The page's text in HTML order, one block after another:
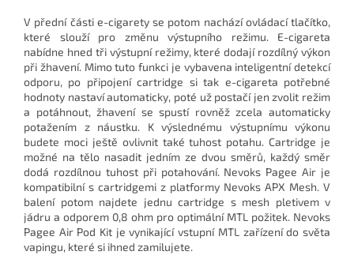
V přední části e-cigarety se potom nachází ovládací tlačítko,
které slouží pro změnu výstupního režimu. E-cigareta
nabídne hned tři výstupní režimy, které dodají rozdílný výkon
při žhavení. Mimo tuto funkci je vybavena inteligentní detekcí
odporu, po připojení cartridge si tak e-cigareta potřebné
hodnoty nastaví automaticky, poté už postačí jen zvolit režim
a potáhnout, žhavení se spustí rovněž zcela automaticky
potažením z náustku. K výslednému výstupnímu výkonu
budete moci ještě ovlivnit také tuhost potahu. Cartridge je
možné na tělo nasadit jedním ze dvou směrů, každý směr
dodá rozdílnou tuhost při potahování. Nevoks Pagee Air je
kompatibilní s cartridgemi z platformy Nevoks APX Mesh. V
balení potom najdete jednu cartridge s mesh pletivem v
jádru a odporem 0,8 ohm pro optimální MTL požitek. Nevoks
Pagee Air Pod Kit je vynikající vstupní MTL zařízení do světa
vapingu, které si ihned zamilujete.